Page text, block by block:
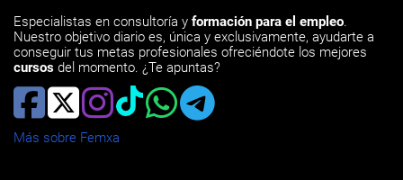
Especialistas en consultoría y formación para el empleo.
Nuestro objetivo diario es, única y exclusivamente, ayudarte a
conseguir tus metas profesionales ofreciéndote los mejores
cursos del momento. ¿Te apuntas?
Más sobre Femxa